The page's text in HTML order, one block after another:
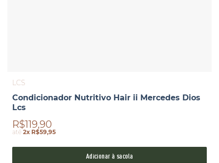
LCS
Condicionador Nutritivo Hair ii Mercedes Dios
Lcs
R$119,90
até2x R$59,95
Adicionar à sacola